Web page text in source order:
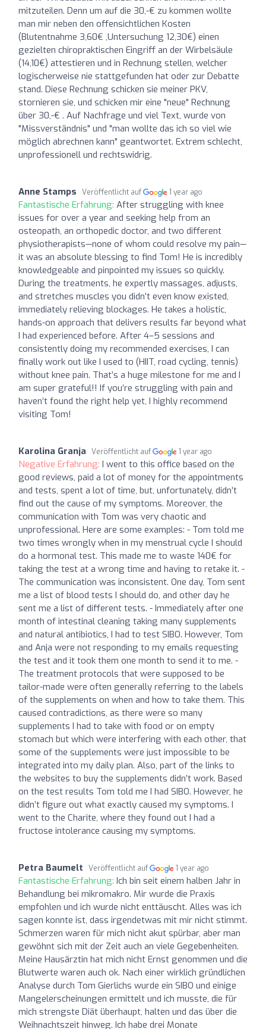
mitzuteilen. Denn um auf die 30,-€ zu kommen wollte
man mir neben den offensichtlichen Kosten
(Blutentnahme 3,60€ ,Untersuchung 12,30€) einen
gezielten chiropraktischen Eingriff an der Wirbelsäule
(14,10€) attestieren und in Rechnung stellen, welcher
logischerweise nie stattgefunden hat oder zur Debatte
stand. Diese Rechnung schicken sie meiner PKV,
stornieren sie, und schicken mir eine "neue" Rechnung
über 30,-€ . Auf Nachfrage und viel Text, wurde von
"Missverständnis" und "man wollte das ich so viel wie
möglich abrechnen kann" geantwortet. Extrem schlecht,
unprofessionell und rechtswidrig.
Anne Stamps Veröffentlicht auf 1 year ago
Fantastische Erfahrung: After struggling with knee
issues for over a year and seeking help from an
osteopath, an orthopedic doctor, and two different
physiotherapists—none of whom could resolve my pain—
it was an absolute blessing to find Tom! He is incredibly
knowledgeable and pinpointed my issues so quickly.
During the treatments, he expertly massages, adjusts,
and stretches muscles you didn’t even know existed,
immediately relieving blockages. He takes a holistic,
hands-on approach that delivers results far beyond what
I had experienced before. After 4–5 sessions and
consistently doing my recommended exercises, I can
finally work out like I used to (HIIT, road cycling, tennis)
without knee pain. That’s a huge milestone for me and I
am super grateful!! If you’re struggling with pain and
haven’t found the right help yet, I highly recommend
visiting Tom!
Karolina Granja Veröffentlicht auf 1 year ago
Negative Erfahrung: I went to this office based on the
good reviews, paid a lot of money for the appointments
and tests, spent a lot of time, but, unfortunately, didn’t
find out the cause of my symptoms. Moreover, the
communication with Tom was very chaotic and
unprofessional. Here are some examples: - Tom told me
two times wrongly when in my menstrual cycle I should
do a hormonal test. This made me to waste 140€ for
taking the test at a wrong time and having to retake it. -
The communication was inconsistent. One day, Tom sent
me a list of blood tests I should do, and other day he
sent me a list of different tests. - Immediately after one
month of intestinal cleaning taking many supplements
and natural antibiotics, I had to test SIBO. However, Tom
and Anja were not responding to my emails requesting
the test and it took them one month to send it to me. -
The treatment protocols that were supposed to be
tailor-made were often generally referring to the labels
of the supplements on when and how to take them. This
caused contradictions, as there were so many
supplements I had to take with food or on empty
stomach but which were interfering with each other, that
some of the supplements were just impossible to be
integrated into my daily plan. Also, part of the links to
the websites to buy the supplements didn’t work. Based
on the test results Tom told me I had SIBO. However, he
didn’t figure out what exactly caused my symptoms. I
went to the Charite, where they found out I had a
fructose intolerance causing my symptoms.
Petra Baumelt Veröffentlicht auf 1 year ago
Fantastische Erfahrung: Ich bin seit einem halben Jahr in
Behandlung bei mikromakro. Mir wurde die Praxis
empfohlen und ich wurde nicht enttäuscht. Alles was ich
sagen konnte ist, dass irgendetwas mit mir nicht stimmt.
Schmerzen waren für mich nicht akut spürbar, aber man
gewöhnt sich mit der Zeit auch an viele Gegebenheiten.
Meine Hausärztin hat mich nicht Ernst genommen und die
Blutwerte waren auch ok. Nach einer wirklich gründlichen
Analyse durch Tom Gierlichs wurde ein SIBO und einige
Mangelerscheinungen ermittelt und ich musste, die für
mich strengste Diät überhaupt, halten und das über die
Weihnachtszeit hinweg. Ich habe drei Monate